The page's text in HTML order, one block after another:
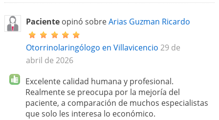
Pacienteopinó sobreArias Guzman Ricardo
Otorrinolaringólogo en Villavicencio 29 de
abril de 2026
Excelente calidad humana y profesional.
Realmente se preocupa por la mejoría del
paciente, a comparación de muchos especialistas
que solo les interesa lo económico.